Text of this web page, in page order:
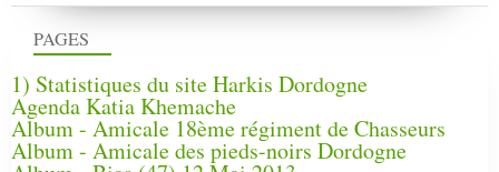
PAGES
1) Statistiques du site Harkis Dordogne
Agenda Katia Khemache
Album - Amicale 18ème régiment de Chasseurs
Album - Amicale des pieds-noirs Dordogne